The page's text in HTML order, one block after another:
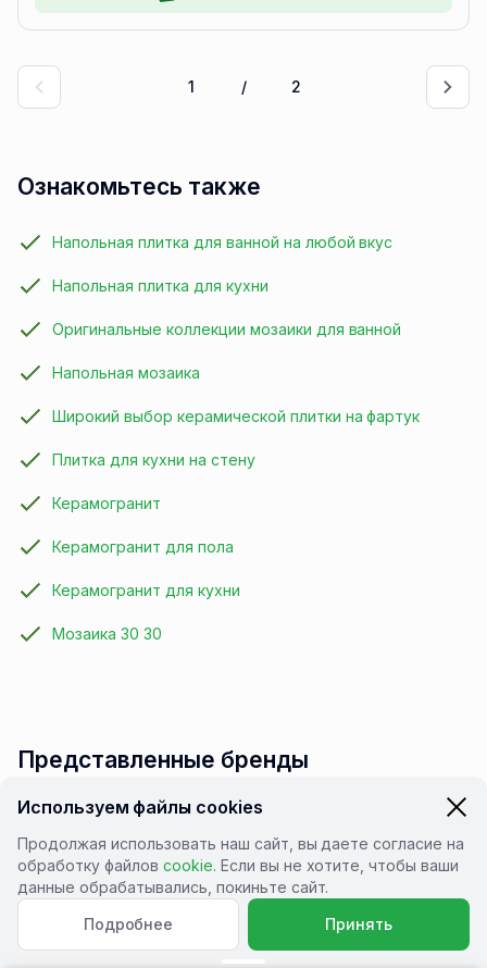
1 / 2
Ознакомьтесь также
Напольная плитка для ванной на любой вкус
Напольная плитка для кухни
Оригинальные коллекции мозаики для ванной
Напольная мозаика
Широкий выбор керамической плитки на фартук
Плитка для кухни на стену
Керамогранит
Керамогранит для пола
Керамогранит для кухни
Мозаика 30 30
Представленные бренды
Подписывайся
Подписывайся на нас ВКонтакте. В группе мы
Используем файлы cookies
Продолжая использовать наш сайт, вы даете согласие на
обработку файлов cookie. Если вы не хотите, чтобы ваши
данные обрабатывались, покиньте сайт.
Подробнее
Принять